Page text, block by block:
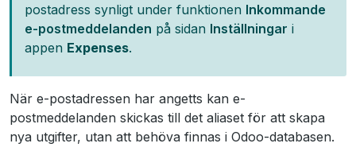
postadress synligt under funktionen Inkommande
e-postmeddelanden på sidan Inställningar i
appen Expenses.
När e-postadressen har angetts kan e-
postmeddelanden skickas till det aliaset för att skapa
nya utgifter, utan att behöva finnas i Odoo-databasen.